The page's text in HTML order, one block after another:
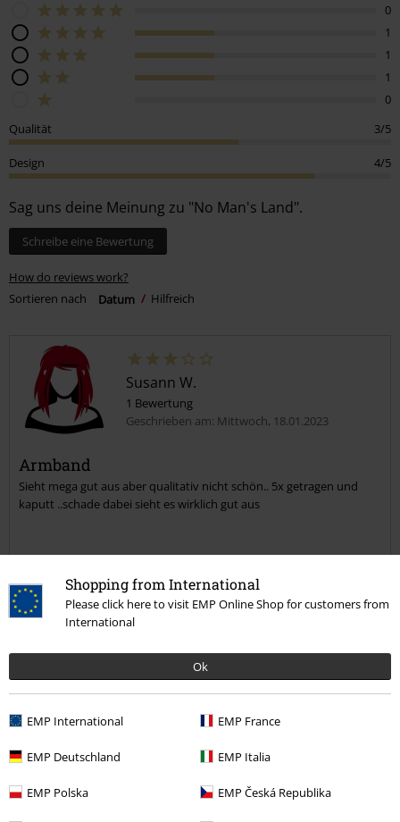
Shopping from International
Please click here to visit EMP Online Shop for customers from
International
Ok
EMP International EMP France
EMP Deutschland EMP Italia
EMP Polska EMP Česká Republika
0
1
1
1
0
Qualität
3/5
Design 4/5
Sag uns deine Meinung zu "No Man's Land".
Schreibe eine Bewertung
How do reviews work?
Sortieren nach
Datum Hilfreich
Susann W.
1 Bewertung
Geschrieben am: Mittwoch, 18.01.2023
Armband
Sieht mega gut aus aber qualitativ nicht schön.. 5x getragen und
kaputt ..schade dabei sieht es wirklich gut aus
Qualität
Verifizierte Rezension
Kommentieren